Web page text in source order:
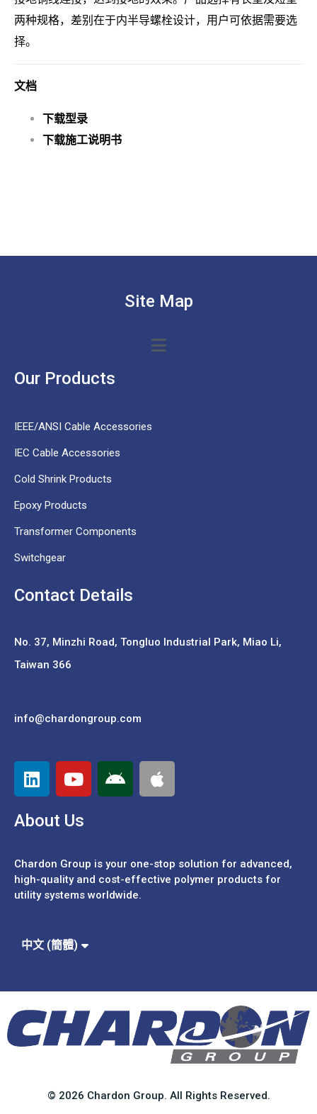
两种规格，差别在于内半导螺栓设计，用户可依据需要选
择。
文档
下载型录
下载施工说明书
Site Map
Our Products
IEEE/ANSI Cable Accessories
IEC Cable Accessories
Cold Shrink Products
Epoxy Products
Transformer Components
Switchgear
Contact Details
No. 37, Minzhi Road, Tongluo Industrial Park, Miao Li,
Taiwan 366
info@chardongroup.com
About Us
Chardon Group is your one-stop solution for advanced,
high-quality and cost-effective polymer products for
utility systems worldwide.
中文 (簡體)
Español
English
© 2026 Chardon Group. All Rights Reserved.